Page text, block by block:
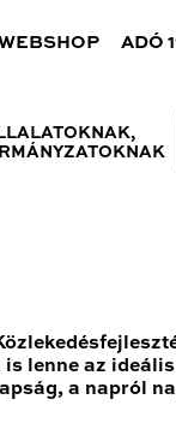
ADÓ
lenne az
a napról